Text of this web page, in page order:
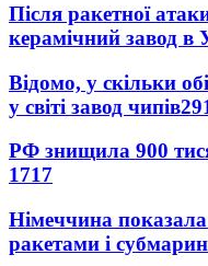
Після ракетної
керамічний завод в
Відомо, у скільки
у світі завод чипів
РФ знищила 900
1717
Німеччина
ракетами і